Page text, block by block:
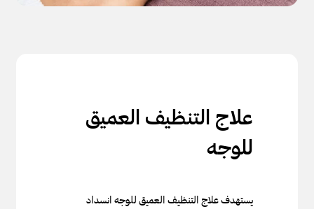
علاج التنظيف العميق
للوجه
يستهدف علاج التنظيف العميق للوجه انسداد